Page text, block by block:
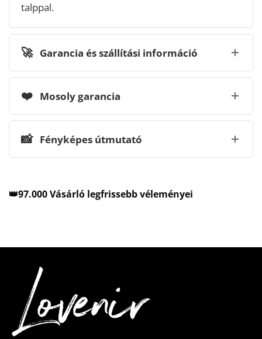
talppal.
🚀 Garancia és szállítási információ
❤️ Mosoly garancia
📸 Fényképes útmutató
👑97.000 Vásárló legfrissebb véleményei